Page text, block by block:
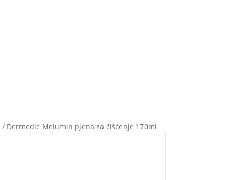
/ Dermedic Melumin pjena za čišćenje 170ml